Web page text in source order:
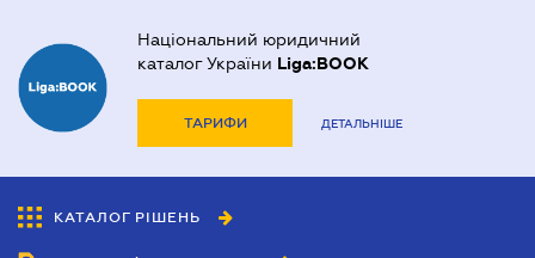
Національний юридичний
каталог України Liga:BOOK
ТАРИФИ ДЕТАЛЬНІШЕ
КАТАЛОГ РІШЕНЬ